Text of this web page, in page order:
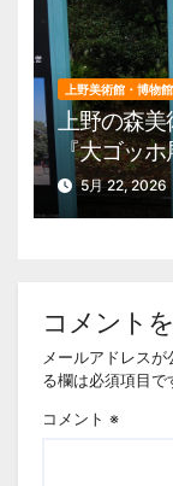
上野美術館・博物
上野の森
『大ゴッ
催。 上野
報他
5月 22, 2026
コメント
メールアドレスが
る欄は必須項目で
コメント ※